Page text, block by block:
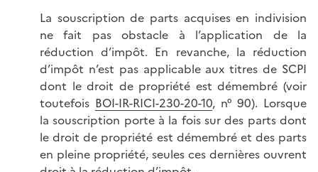
La souscription de parts acquises en indivision
ne fait pas obstacle à l’application de la
réduction d’impôt. En revanche, la réduction
d’impôt n’est pas applicable aux titres de SCPI
dont le droit de propriété est démembré (voir
toutefois BOI-IR-RICI-230-20-10, n° 90). Lorsque
la souscription porte à la fois sur des parts dont
le droit de propriété est démembré et des parts
en pleine propriété, seules ces dernières ouvrent